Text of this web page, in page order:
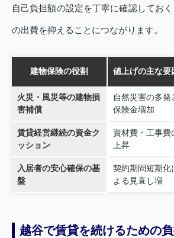
自己負担額の設定を丁寧に確認してお
の出費を抑えることにつながります。
建物保険の役割 値上げの主な要
火災・風災等の建物損
害補償
自然災害の多発
保険金増加
賃貸経営継続の資金ク
ッション
資材費・工事費
上昇
入居者の安心確保の基
盤
契約期間短期化
よる見直し増
越谷で賃貸を続けるための